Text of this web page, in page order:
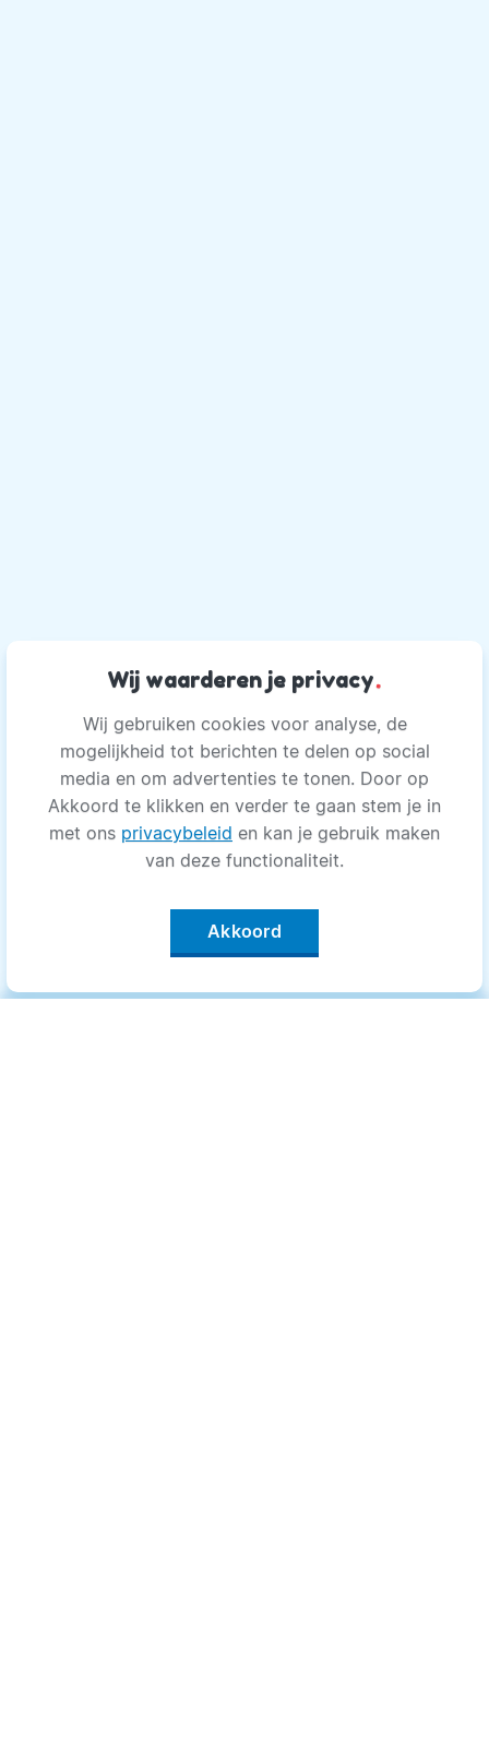
Wij waarderen je privacy.
Wij gebruiken cookies voor analyse, de
mogelijkheid tot berichten te delen op social
media en om advertenties te tonen. Door op
Akkoord te klikken en verder te gaan stem je in
met ons privacybeleid en kan je gebruik maken
van deze functionaliteit.
Akkoord